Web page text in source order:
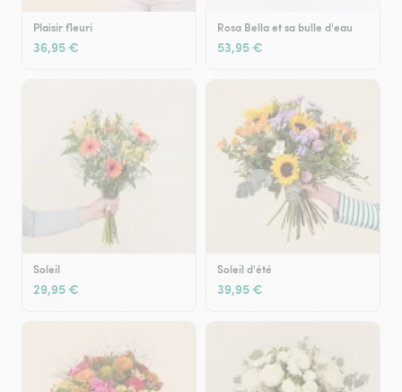
Plaisir fleuri
36,95 €
Rosa Bella et sa bulle d'eau
53,95 €
Soleil
29,95 €
Soleil d'été
39,95 €